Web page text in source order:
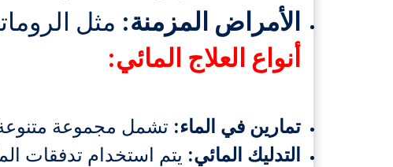
الأمراض المزمنة: مثل
أنواع العلاج المائي:
تمارين في الماء: تشمل مجموعة متنوعة
التدليك المائي: يتم استخدام تدفقات